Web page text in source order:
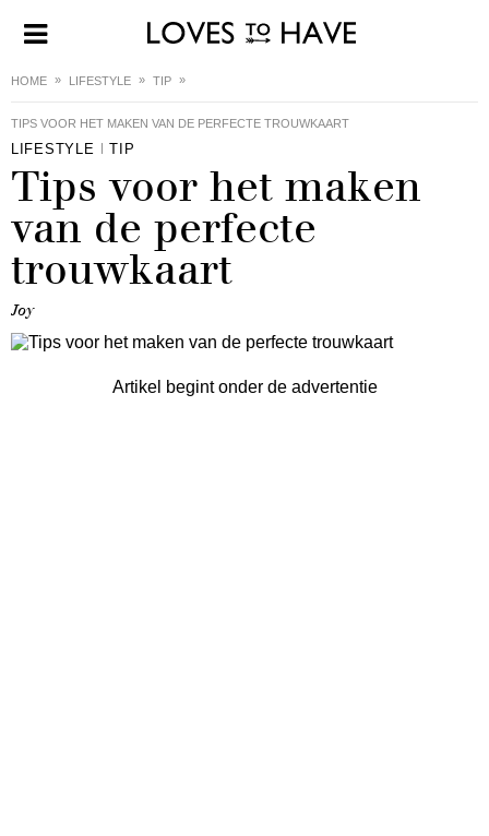
HOME LIFESTYLE TIP
TIPS VOOR HET MAKEN VAN DE PERFECTE TROUWKAART
LIFESTYLE TIP
Tips voor het maken
van de perfecte
trouwkaart
Joy
Artikel begint onder de advertentie